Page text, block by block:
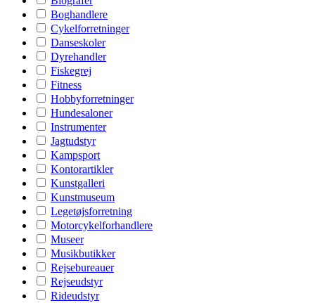
Boghandlere
Cykelforretninger
Danseskoler
Dyrehandler
Fiskegrej
Fitness
Hobbyforretninger
Hundesaloner
Instrumenter
Jagtudstyr
Kampsport
Kontorartikler
Kunstgalleri
Kunstmuseum
Legetøjsforretning
Motorcykelforhandlere
Museer
Musikbutikker
Rejsebureauer
Rejseudstyr
Rideudstyr